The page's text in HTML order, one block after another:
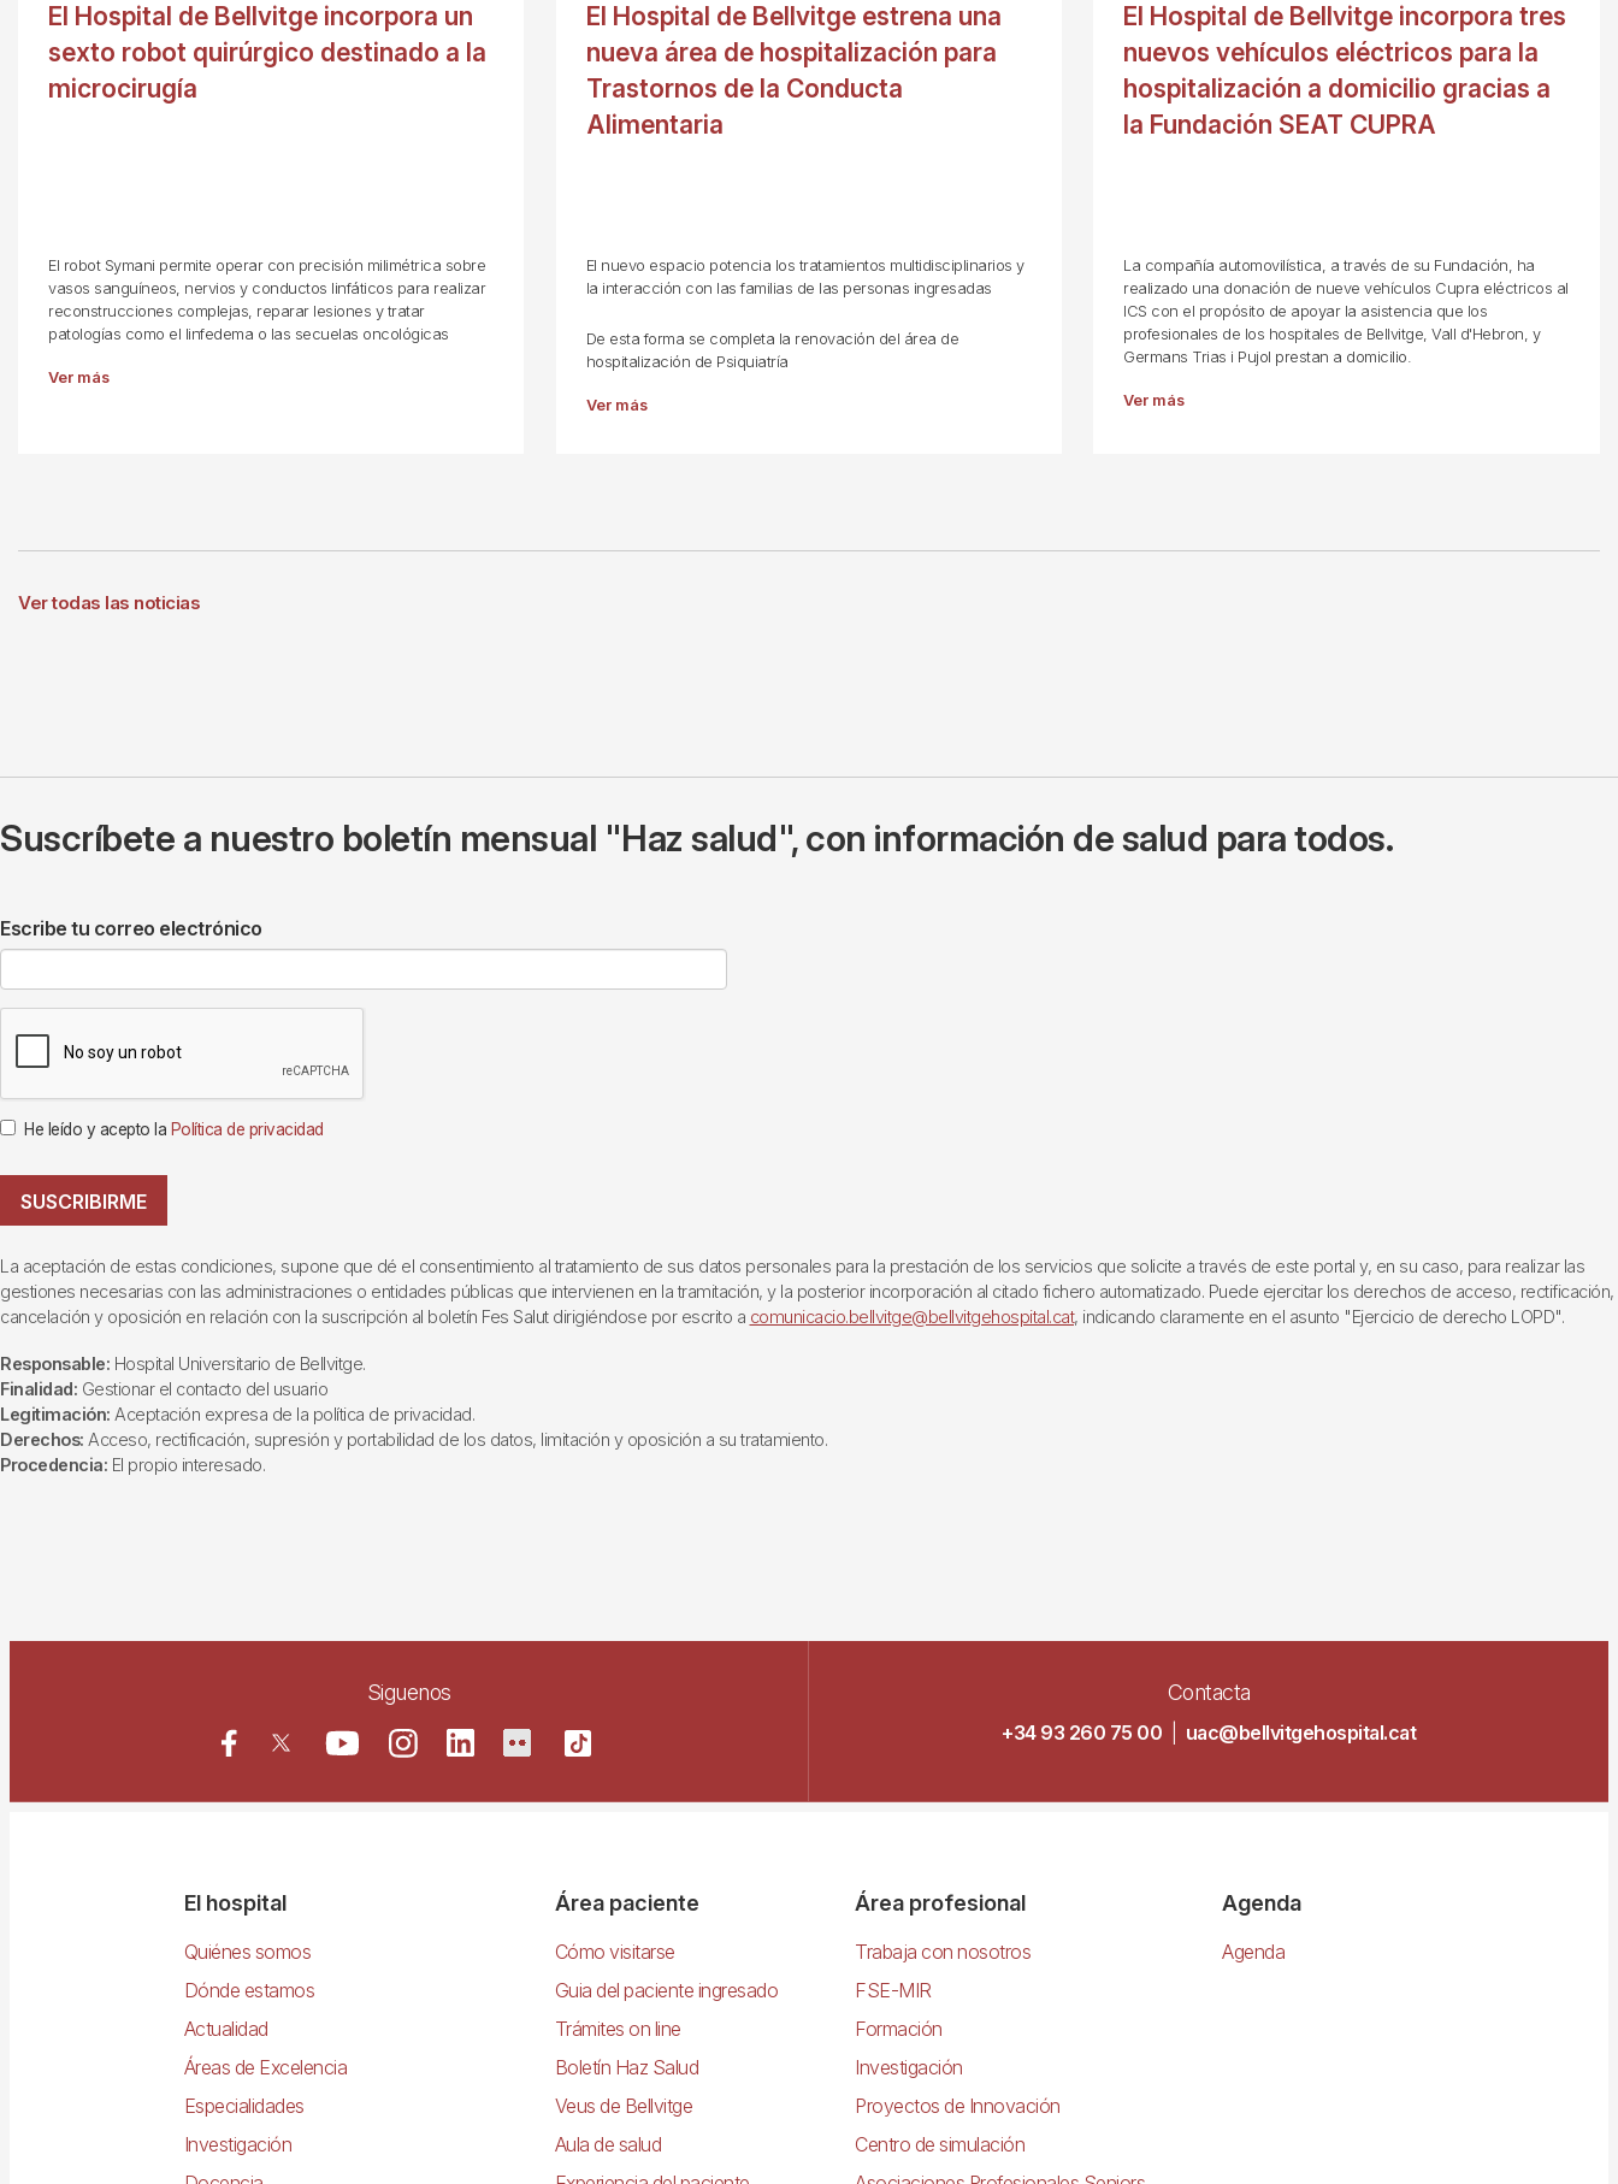
El Hospital de Bellvitge incorpora un
sexto robot quirúrgico destinado a la
microcirugía
El robot Symani permite operar con precisión milimétrica sobre
vasos sanguíneos, nervios y conductos linfáticos para realizar
reconstrucciones complejas, reparar lesiones y tratar
patologías como el linfedema o las secuelas oncológicas
Ver más
El Hospital de Bellvitge estrena una
nueva área de hospitalización para
Trastornos de la Conducta
Alimentaria
El nuevo espacio potencia los tratamientos multidisciplinarios y
la interacción con las familias de las personas ingresadas
De esta forma se completa la renovación del área de
hospitalización de Psiquiatría
Ver más
El Hospital de Bellvitge incorpora tres
nuevos vehículos eléctricos para la
hospitalización a domicilio gracias a
la Fundación SEAT CUPRA
La compañía automovilística, a través de su Fundación, ha
realizado una donación de nueve vehículos Cupra eléctricos al
ICS con el propósito de apoyar la asistencia que los
profesionales de los hospitales de Bellvitge, Vall d'Hebron, y
Germans Trias i Pujol prestan a domicilio.
Ver más
Ver todas las noticias
Suscríbete a nuestro boletín mensual "Haz salud", con información de salud para todos.
Escribe tu correo electrónico
He leído y acepto la Política de privacidad
SUSCRIBIRME
La aceptación de estas condiciones, supone que dé el consentimiento al tratamiento de sus datos personales para la prestación de los servicios que solicite a través de este portal y, en su caso, para realizar las
gestiones necesarias con las administraciones o entidades públicas que intervienen en la tramitación, y la posterior incorporación al citado fichero automatizado. Puede ejercitar los derechos de acceso, rectificación,
cancelación y oposición en relación con la suscripción al boletín Fes Salut dirigiéndose por escrito a comunicacio.bellvitge@bellvitgehospital.cat, indicando claramente en el asunto "Ejercicio de derecho LOPD".
Responsable: Hospital Universitario de Bellvitge.
Finalidad: Gestionar el contacto del usuario
Legitimación: Aceptación expresa de la política de privacidad.
Derechos: Acceso, rectificación, supresión y portabilidad de los datos, limitación y oposición a su tratamiento.
Procedencia: El propio interesado.
Siguenos Contacta
+34 93 260 75 00 uac@bellvitgehospital.cat
NavegacióEl hospital
Quiénes somos
Dónde estamos
Actualidad
Áreas de Excelencia
Especialidades
Investigación
Área paciente
Cómo visitarse
Guia del paciente ingresado
Trámites on line
Boletín Haz Salud
Veus de Bellvitge
Aula de salud
Área profesional
Trabaja con nosotros
FSE-MIR
Formación
Investigación
Proyectos de Innovación
Centro de simulación
Agenda
Agenda